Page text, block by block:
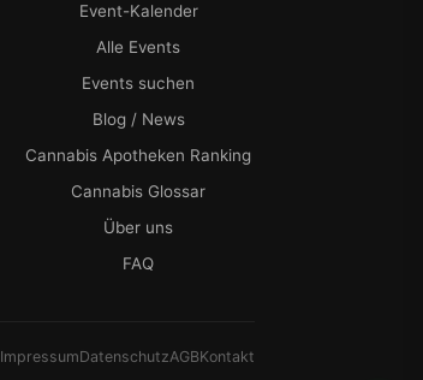
Event-Kalender
Alle Events
Events suchen
Blog / News
Cannabis Apotheken Ranking
Cannabis Glossar
Über uns
FAQ
ImpressumDatenschutzAGBKontakt